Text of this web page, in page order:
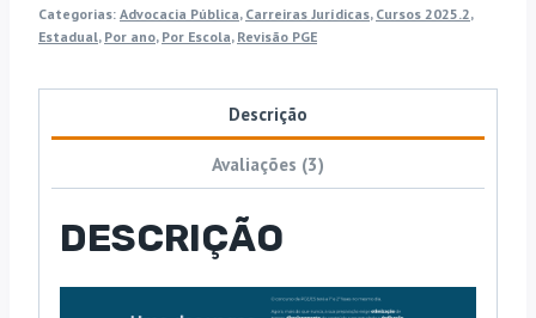
quantidade
Categorias: Advocacia Pública, Carreiras Jurídicas, Cursos 2025.2,
Estadual, Por ano, Por Escola, Revisão PGE
Descrição
Avaliações (3)
DESCRIÇÃO